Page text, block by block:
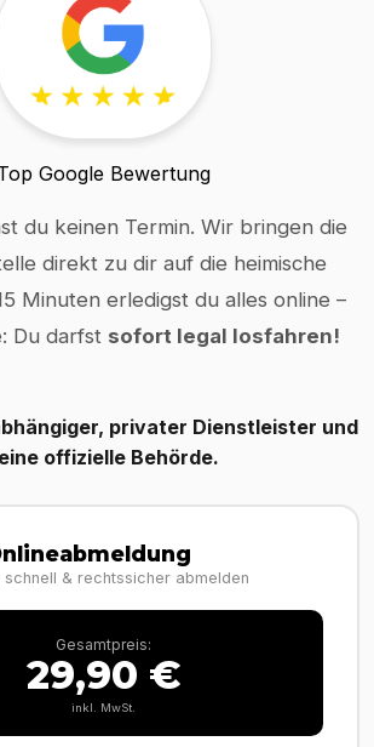
Google Bewertung
du keinen Termin. Wir bringen die
direkt zu dir auf die heimische
Minuten erledigst du alles online –
Du darfst sofort legal losfahren!
privater Dienstleister und
offizielle Behörde.
schnell & rechtssicher abmelden
Gesamtpreis:
29,90 €
inkl. MwSt.